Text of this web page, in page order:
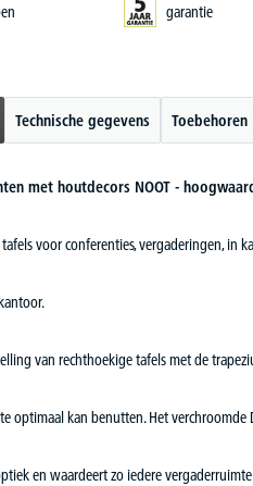
garantie
Technische gegevens Toebehoren
met houtdecors NOOT -
voor conferenties, vergaderingen, in
van rechthoekige tafels met de
optimaal kan benutten. Het verchroomde
en waardeert zo iedere